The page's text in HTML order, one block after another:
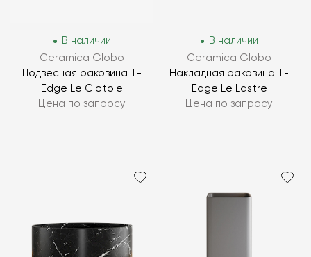
В наличии
Ceramica Globo
Подвесная раковина T-
Edge Le Ciotole
Цена по запросу
В наличии
Ceramica Globo
Накладная раковина T-
Edge Le Lastre
Цена по запросу